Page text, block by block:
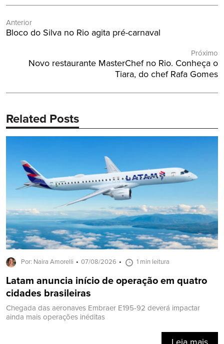
de
Anterior
Post
Bloco do Silva no Rio agita pré-carnaval
Próximo
Próximo
Novo restaurante MasterChef no Rio. Conheça o
Tiara, do chef Rafa Gomes
Related Posts
Por: Naira Amorelli 07/08/2026 1 min leitura
Latam anuncia início de operação em quatro
cidades brasileiras
Chegada das aeronaves Embraer E195-92 deverá impactar
ainda mais operações inéditas